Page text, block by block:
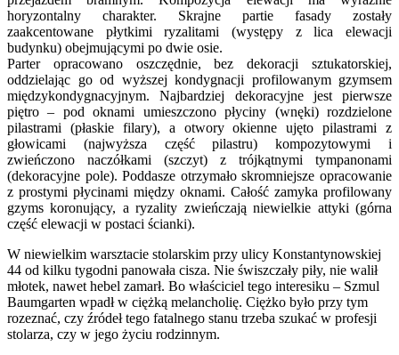
horyzontalny charakter. Skrajne partie fasady zostały
zaakcentowane płytkimi ryzalitami (występy z lica elewacji
budynku) obejmującymi po dwie osie.
Parter opracowano oszczędnie, bez dekoracji sztukatorskiej,
oddzielając go od wyższej kondygnacji profilowanym gzymsem
międzykondygnacyjnym. Najbardziej dekoracyjne jest pierwsze
piętro – pod oknami umieszczono płyciny (wnęki) rozdzielone
pilastrami (płaskie filary), a otwory okienne ujęto pilastrami z
głowicami (najwyższa część pilastru) kompozytowymi i
zwieńczono naczółkami (szczyt) z trójkątnymi tympanonami
(dekoracyjne pole). Poddasze otrzymało skromniejsze opracowanie
z prostymi płycinami między oknami. Całość zamyka profilowany
gzyms koronujący, a ryzality zwieńczają niewielkie attyki (górna
część elewacji w postaci ścianki).
W niewielkim warsztacie stolarskim przy ulicy Konstantynowskiej
44 od kilku tygodni panowała cisza. Nie świszczały piły, nie walił
młotek, nawet hebel zamarł. Bo właściciel tego interesiku – Szmul
Baumgarten wpadł w ciężką melancholię. Ciężko było przy tym
rozeznać, czy źródeł tego fatalnego stanu trzeba szukać w profesji
stolarza, czy w jego życiu rodzinnym.